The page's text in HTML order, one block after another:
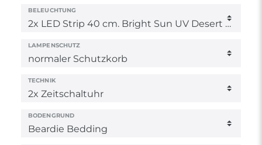
BELEUCHTUNG
LAMPENSCHUTZ
TECHNIK
BODENGRUND